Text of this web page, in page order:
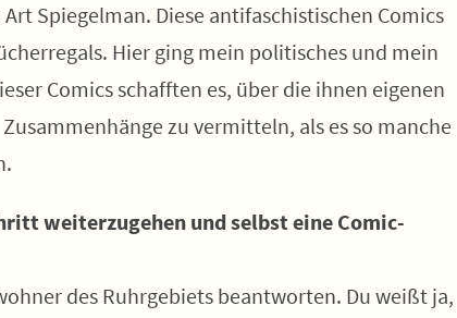
Spiegelman. Diese antifaschistischen Comics
Hier ging mein politisches und mein
Comics schafften es, über die ihnen eigenen
zu vermitteln, als es so manche
weiterzugehen und selbst eine Comic-
des Ruhrgebiets beantworten. Du weißt ja,